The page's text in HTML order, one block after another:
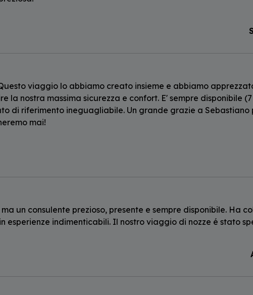
viaggio lo abbiamo creato insieme e abbiamo
la nostra massima sicurezza e confort. E' sempre disponibile
di riferimento ineguagliabile. Un grande grazie a
mai!
un consulente prezioso, presente e sempre disponibile. Ha
esperienze indimenticabili. Il nostro viaggio di nozze é stato